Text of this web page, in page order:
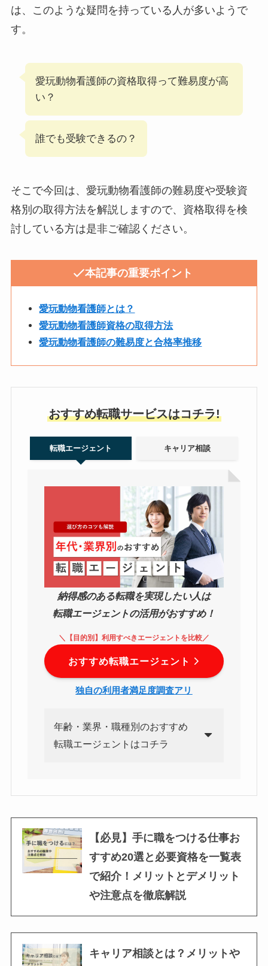
は、このような疑問を持っている人が多いようで
す。
愛玩動物看護師の資格取得って難易度が高
い？
誰でも受験できるの？
そこで今回は、愛玩動物看護師の難易度や受験資
格別の取得方法を解説しますので、資格取得を検
討している方は是非ご確認ください。
本記事の重要ポイント
愛玩動物看護師とは？
愛玩動物看護師資格の取得方法
愛玩動物看護師の難易度と合格率推移
おすすめ転職サービスはコチラ!
転職エージェント キャリア相談
納得感のある転職を実現したい人は
転職エージェントの活用がおすすめ！
＼【目的別】利用すべきエージェントを比較／
おすすめ転職エージェント
独自の利用者満足度調査アリ
年齢・業界・職種別のおすすめ
転職エージェントはコチラ
【必見】手に職をつける仕事お
すすめ20選と必要資格を一覧表
で紹介！メリットとデメリット
や注意点を徹底解説
キャリア相談とは？メリットや